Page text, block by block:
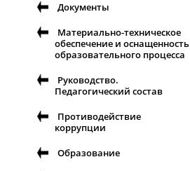
Документы
Материально-техническое
обеспечение и оснащенность
образовательного процесса
Руководство.
Педагогический состав
Противодействие
коррупции
Образование